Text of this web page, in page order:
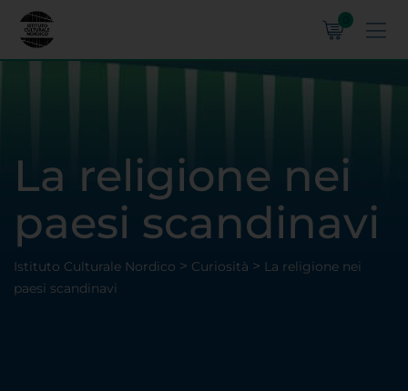
La religione nei
paesi scandinavi
Istituto Culturale Nordico > Curiosità > La religione nei
paesi scandinavi